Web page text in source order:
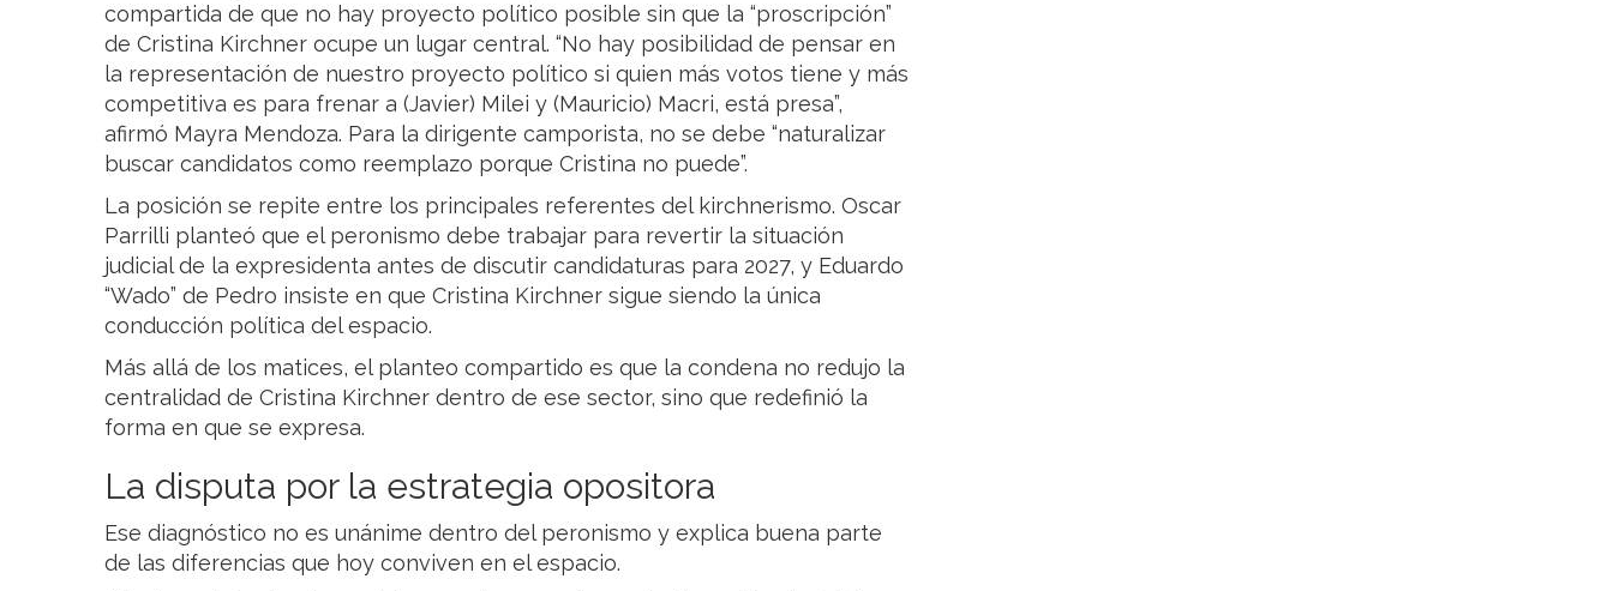
compartida de que no hay proyecto político posible sin que la “proscripción”
de Cristina Kirchner ocupe un lugar central. “No hay posibilidad de pensar en
la representación de nuestro proyecto político si quien más votos tiene y más
competitiva es para frenar a (Javier) Milei y (Mauricio) Macri, está presa”,
afirmó Mayra Mendoza. Para la dirigente camporista, no se debe “naturalizar
buscar candidatos como reemplazo porque Cristina no puede”.
La posición se repite entre los principales referentes del kirchnerismo. Oscar
Parrilli planteó que el peronismo debe trabajar para revertir la situación
judicial de la expresidenta antes de discutir candidaturas para 2027, y Eduardo
“Wado” de Pedro insiste en que Cristina Kirchner sigue siendo la única
conducción política del espacio.
Más allá de los matices, el planteo compartido es que la condena no redujo la
centralidad de Cristina Kirchner dentro de ese sector, sino que redefinió la
forma en que se expresa.
La disputa por la estrategia opositora
Ese diagnóstico no es unánime dentro del peronismo y explica buena parte
de las diferencias que hoy conviven en el espacio.